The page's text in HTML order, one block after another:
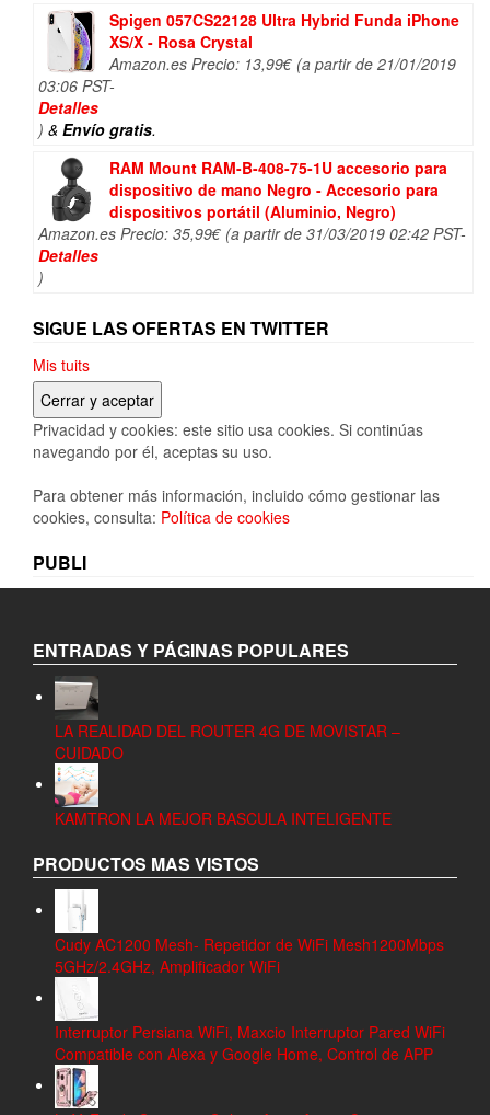
Spigen 057CS22128 Ultra Hybrid Funda iPhone
XS/X - Rosa Crystal
Amazon.es Precio: 13,99€ (a partir de 21/01/2019
03:06 PST-
Detalles
) & Envío gratis.
RAM Mount RAM-B-408-75-1U accesorio para
dispositivo de mano Negro - Accesorio para
dispositivos portátil (Aluminio, Negro)
Amazon.es Precio: 35,99€ (a partir de 31/03/2019 02:42 PST-
Detalles
)
SIGUE LAS OFERTAS EN TWITTER
Mis tuits
Privacidad y cookies: este sitio usa cookies. Si continúas
navegando por él, aceptas su uso.
Para obtener más información, incluido cómo gestionar las
cookies, consulta: Política de cookies
PUBLI
ENTRADAS Y PÁGINAS POPULARES
LA REALIDAD DEL ROUTER 4G DE MOVISTAR –
CUIDADO
KAMTRON LA MEJOR BASCULA INTELIGENTE
PRODUCTOS MAS VISTOS
Cudy AC1200 Mesh- Repetidor de WiFi Mesh1200Mbps
5GHz/2.4GHz, Amplificador WiFi
Interruptor Persiana WiFi, Maxcio Interruptor Pared WiFi
Compatible con Alexa y Google Home, Control de APP